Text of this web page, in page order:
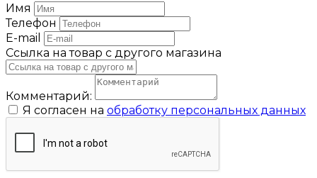
Имя
Телефон
E-mail
Ссылка на товар с другого магазина
Комментарий:
Я согласен на обработку персональных данных